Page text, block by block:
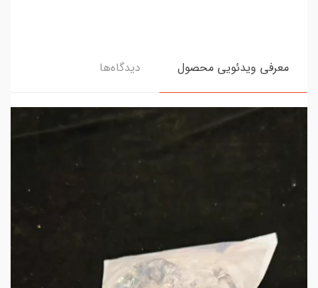
معرفی ویدئویی محصول دیدگاه‌ها